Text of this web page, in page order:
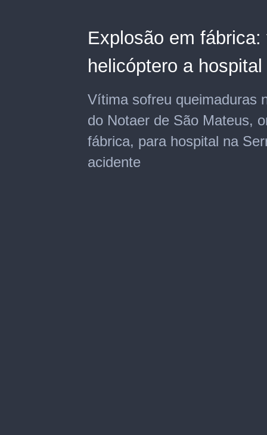
Explosão em
helicóptero a
Vítima sofreu queimaduras
do Notaer de São Mateus,
fábrica, para hospital na
acidente